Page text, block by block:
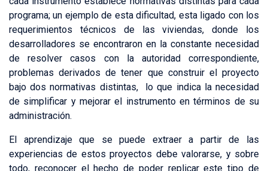
programa; un ejemplo de esta dificultad, esta ligado con los
requerimientos técnicos de las viviendas, donde los
desarrolladores se encontraron en la constante necesidad
de resolver casos con la autoridad correspondiente,
problemas derivados de tener que construir el proyecto
bajo dos normativas distintas, lo que indica la necesidad
de simplificar y mejorar el instrumento en términos de su
administración.
El aprendizaje que se puede extraer a partir de las
experiencias de estos proyectos debe valorarse, y sobre
todo, reconocer el hecho de poder replicar este tipo de